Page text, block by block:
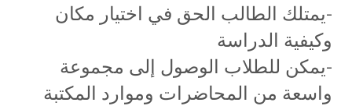
-يمتلك الطالب الحق في اختيار مكان
وكيفية الدراسة
-يمكن للطلاب الوصول إلى مجموعة
واسعة من المحاضرات وموارد المكتبة